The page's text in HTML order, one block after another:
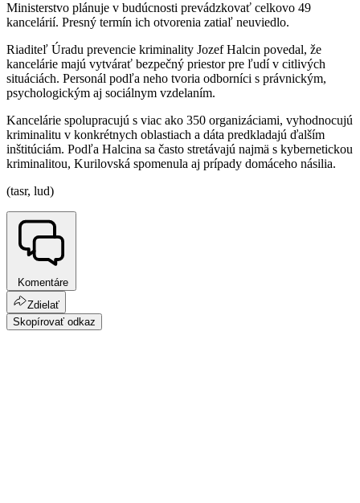
Ministerstvo plánuje v budúcnosti prevádzkovať celkovo 49
kancelárií. Presný termín ich otvorenia zatiaľ neuviedlo.
Riaditeľ Úradu prevencie kriminality Jozef Halcin povedal, že
kancelárie majú vytvárať bezpečný priestor pre ľudí v citlivých
situáciách. Personál podľa neho tvoria odborníci s právnickým,
psychologickým aj sociálnym vzdelaním.
Kancelárie spolupracujú s viac ako 350 organizáciami, vyhodnocujú
kriminalitu v konkrétnych oblastiach a dáta predkladajú ďalším
inštitúciám. Podľa Halcina sa často stretávajú najmä s kybernetickou
kriminalitou, Kurilovská spomenula aj prípady domáceho násilia.
(tasr, lud)
Komentáre
Zdielať
Skopírovať odkaz